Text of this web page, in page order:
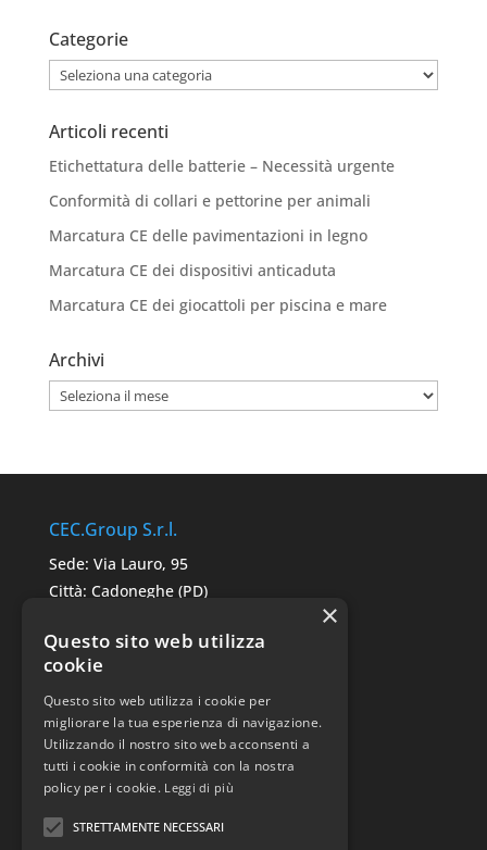
Categorie
Categorie
Articoli recenti
Etichettatura delle batterie – Necessità urgente
Conformità di collari e pettorine per animali
Marcatura CE delle pavimentazioni in legno
Marcatura CE dei dispositivi anticaduta
Marcatura CE dei giocattoli per piscina e mare
Archivi
Archivi
CEC.Group S.r.l.
Sede: Via Lauro, 95
Città: Cadoneghe (PD)
P.IVA: 05291680287
Link Utili
Sitemap
Privacy Police
×
Questo sito web utilizza
cookie
Questo sito web utilizza i cookie per
migliorare la tua esperienza di navigazione.
Utilizzando il nostro sito web acconsenti a
tutti i cookie in conformità con la nostra
policy per i cookie. Leggi di più
STRETTAMENTE NECESSARI